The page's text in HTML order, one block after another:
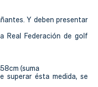
Y deben presentar
Real Federación de golf
(suma
superar ésta medida, se